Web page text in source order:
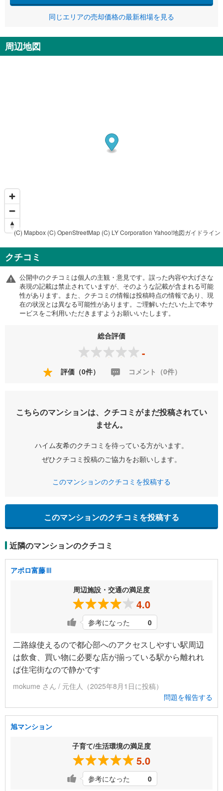
同じエリアの売却価格の最新相場を見る
周辺地図
(C) Mapbox (C) OpenStreetMap (C) LY Corporation Yahoo!地図ガイドライン
クチコミ
公開中のクチコミは個人の主観・意見です。誤った内容や大げさな
表現の記載は禁止されていますが、そのような記載が含まれる可能
性があります。また、クチコミの情報は投稿時点の情報であり、現
在の状況とは異なる可能性があります。ご理解いただいた上で本サ
ービスをご利用いただきますようお願いいたします。
総合評価
-
評価（0件） コメント（0件）
こちらのマンションは、クチコミがまだ投稿されてい
ません。
ハイム友希のクチコミを待っている方がいます。
ぜひクチコミ投稿のご協力をお願いします。
このマンションのクチコミを投稿する
このマンションのクチコミを投稿する
近隣のマンションのクチコミ
アポロ富藤Ⅲ
周辺施設・交通の満足度
4.0
参考になった 0
二路線使えるので都心部へのアクセスしやすい駅周辺
は飲食、買い物に必要な店が揃っている駅から離れれ
ば住宅街なので静かです
mokume さん / 元住人（2025年8月1日に投稿）
問題を報告する
旭マンション
子育て/生活環境の満足度
5.0
参考になった 0